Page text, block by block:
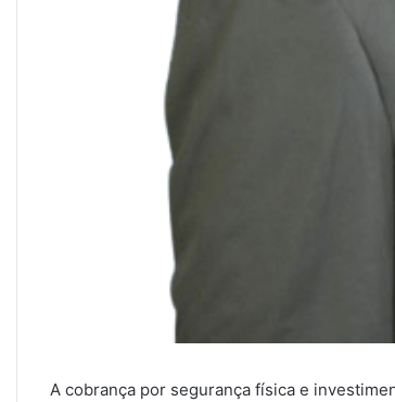
A cobrança por segurança física e